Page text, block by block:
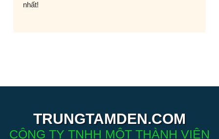
nhất!
TRUNGTAMDEN.COM
CÔNG TY TNHH MỘT THÀNH VIÊN